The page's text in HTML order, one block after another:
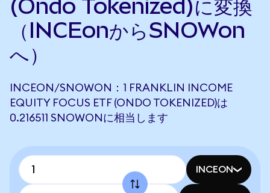
(Ondo Tokenized)に変換
（INCEonからSNOWon
へ）
INCEON/SNOWON：1 FRANKLIN INCOME
EQUITY FOCUS ETF (ONDO TOKENIZED)は
0.216511 SNOWONに相当します
INCEON